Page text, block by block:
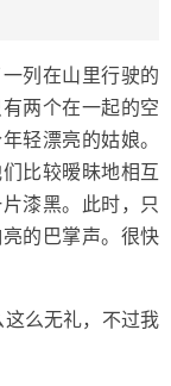
列在山里行驶的
两个在一起的空
轻漂亮的姑娘。
比较暧昧地相互
漆黑。此时，只
的巴掌声。很快
么无礼，不过我